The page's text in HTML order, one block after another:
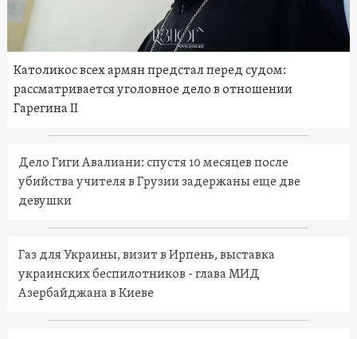
Католикос всех армян предстал перед судом:
рассматривается уголовное дело в отношении
Гарегина II
Дело Гиги Авалиани: спустя 10 месяцев после
убийства учителя в Грузии задержаны еще две
девушки
Газ для Украины, визит в Ирпень, выставка
украинских беспилотников - глава МИД
Азербайджана в Киеве